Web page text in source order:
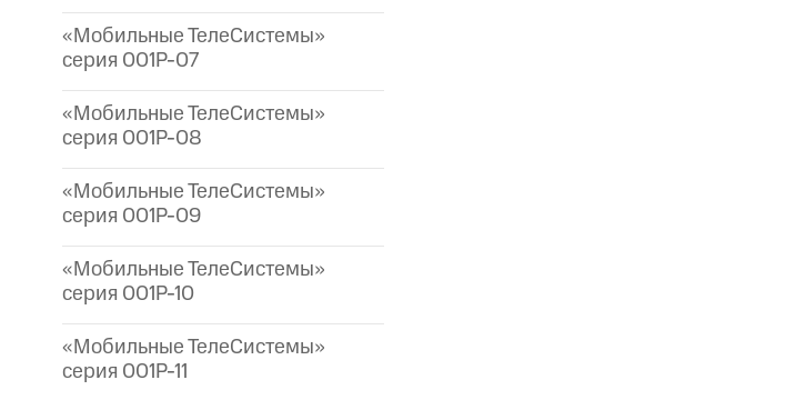
«Мобильные ТелеСистемы»
серия 001P-07
«Мобильные ТелеСистемы»
серия 001P-08
«Мобильные ТелеСистемы»
серия 001P-09
«Мобильные ТелеСистемы»
серия 001P-10
«Мобильные ТелеСистемы»
серия 001P-11